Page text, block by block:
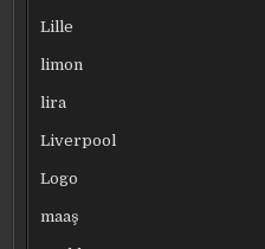
Lille
limon
lira
Liverpool
Logo
maaş